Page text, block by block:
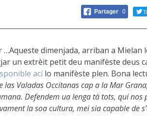
Partager 0
…Aqueste dimenjada, arriban a Mielan
un extrèit petit deu manifèste deus
acílo manifèste plen. Bona
las Valadas Occitanas cap a la Mar
Defendem ua lenga tà tots, qui
la soa cultura, mei sia capable de